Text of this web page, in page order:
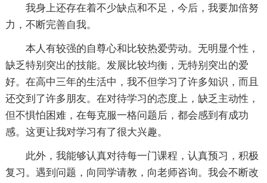
我身上还存在着不少缺点和不足，今后，我要加倍努
力，不断完善自我。
本人有较强的自尊心和比较热爱劳动。无明显个性，
缺乏特别突出的技能。发展比较均衡，无特别突出的爱
好。在高中三年的生活中，我不但学习了许多知识，而且
还交到了许多朋友。在对待学习的态度上，缺乏主动性，
但不惧怕困难，在每克服一格问题后，都会感到有成功
感。这更让我对学习有了很大兴趣。
此外，我能够认真对待每一门课程，认真预习，积极
复习。遇到问题，向同学请教，向老师咨询。我会不断改